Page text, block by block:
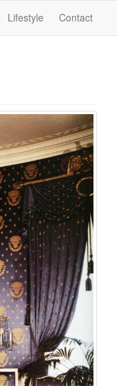
Lifestyle Contact